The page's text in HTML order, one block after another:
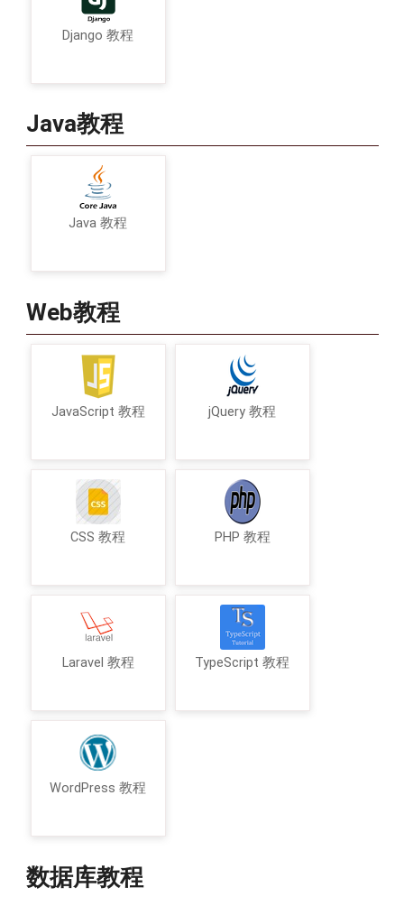
Django 教程
Java教程
Java 教程
Web教程
JavaScript 教程 jQuery 教程
CSS 教程 PHP 教程
Laravel 教程 TypeScript 教程
WordPress 教程
数据库教程